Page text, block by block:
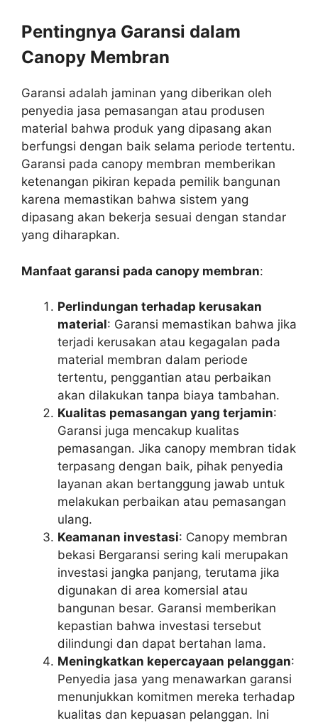
Pentingnya Garansi dalam
Canopy Membran
Garansi adalah jaminan yang diberikan oleh
penyedia jasa pemasangan atau produsen
material bahwa produk yang dipasang akan
berfungsi dengan baik selama periode tertentu.
Garansi pada canopy membran memberikan
ketenangan pikiran kepada pemilik bangunan
karena memastikan bahwa sistem yang
dipasang akan bekerja sesuai dengan standar
yang diharapkan.
Manfaat garansi pada canopy membran:
Perlindungan terhadap kerusakan
material: Garansi memastikan bahwa jika
terjadi kerusakan atau kegagalan pada
material membran dalam periode
tertentu, penggantian atau perbaikan
akan dilakukan tanpa biaya tambahan.
Kualitas pemasangan yang terjamin:
Garansi juga mencakup kualitas
pemasangan. Jika canopy membran tidak
terpasang dengan baik, pihak penyedia
layanan akan bertanggung jawab untuk
melakukan perbaikan atau pemasangan
ulang.
Keamanan investasi: Canopy membran
bekasi Bergaransi sering kali merupakan
investasi jangka panjang, terutama jika
digunakan di area komersial atau
bangunan besar. Garansi memberikan
kepastian bahwa investasi tersebut
dilindungi dan dapat bertahan lama.
Meningkatkan kepercayaan pelanggan:
Penyedia jasa yang menawarkan garansi
menunjukkan komitmen mereka terhadap
kualitas dan kepuasan pelanggan. Ini